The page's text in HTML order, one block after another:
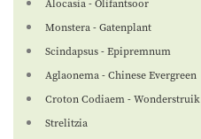
Alocasia - Olifantsoor
Monstera - Gatenplant
Scindapsus - Epipremnum
Aglaonema - Chinese Evergreen
Croton Codiaem - Wonderstruik
Strelitzia